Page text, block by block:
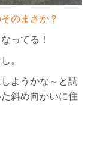
のまさか？
ってる！
。
ようかな～と調
斜め向かいに住